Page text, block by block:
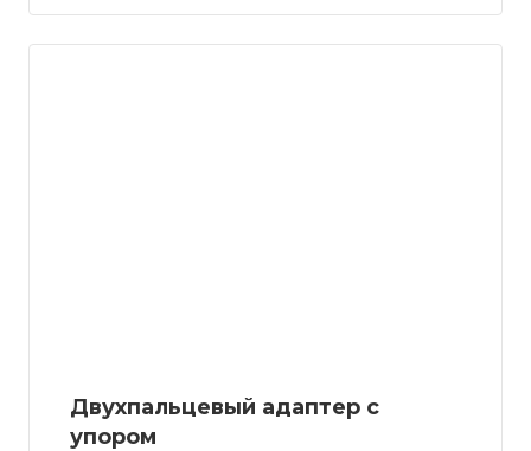
Двухпальцевый адаптер с
упором